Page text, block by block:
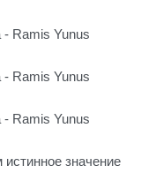
Ramis Yunus
Ramis Yunus
Ramis Yunus
значение